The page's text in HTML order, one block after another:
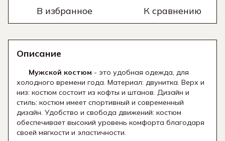
В избранное К сравнению
Описание
Мужской костюм - это удобная одежда, для
холодного времени года. Материал: двунитка. Верх и
низ: костюм состоит из кофты и штанов. Дизайн и
стиль: костюм имеет спортивный и современный
дизайн. Удобство и свобода движений: костюм
обеспечивает высокий уровень комфорта благодаря
своей мягкости и эластичности.